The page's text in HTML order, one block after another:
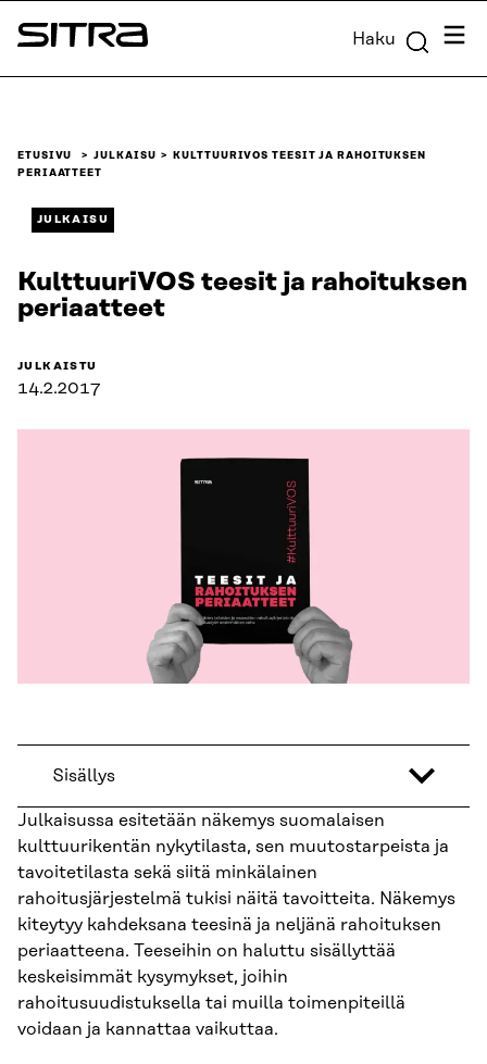
Siirry
suoraan
Sitra Haku
ETUSIVU JULKAISU
KULTTUURIVOS TEESIT JA RAHOITUKSEN
PERIAATTEET
JULKAISU
KulttuuriVOS teesit ja rahoituksen
periaatteet
JULKAISTU
14.2.2017
Sisällys
Julkaisussa esitetään näkemys suomalaisen
kulttuurikentän nykytilasta, sen muutostarpeista ja
tavoitetilasta sekä siitä minkälainen
rahoitusjärjestelmä tukisi näitä tavoitteita. Näkemys
kiteytyy kahdeksana teesinä ja neljänä rahoituksen
periaatteena. Teeseihin on haluttu sisällyttää
keskeisimmät kysymykset, joihin
rahoitusuudistuksella tai muilla toimenpiteillä
voidaan ja kannattaa vaikuttaa.